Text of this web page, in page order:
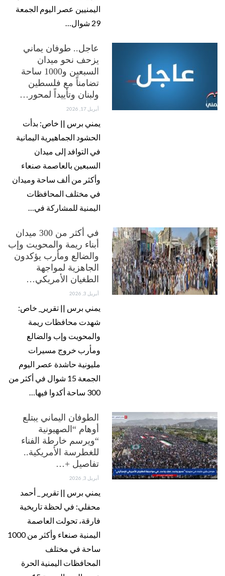
اليمنيين عصر اليوم الجمعة
29 شوال…
عاجل.. طوفان يماني
يزحف نحو ميدان
السبعين و1000 ساحة
تضامناً مع فلسطين
ولبنان وتأييداً لمحور…
أبريل 17, 2026
يمني برس || خاص: بدأت
الحشود الجماهيرية اليمانية
في التوافد إلى ميدان
السبعين بالعاصمة صنعاء
وأكثر من ألف ساحة وميدان
في مختلف المحافظات
اليمنية للمشاركة في…
في أكثر من 300 ميدان
أبناء ريمة والمحويت وإب
والضالع ومأرب يؤكدون
الجاهزية لمواجهة
الطغيان الأمريكي…
أبريل 3, 2026
يمني برس || تقرير_ خاص:
شهدت محافظات ريمة
والمحويت وإب والضالع
ومأرب خروج مسيرات
مليونية حاشدة عصر اليوم
الجمعة 15 شوال في أكثر من
300 ساحة أكدوا فيها…
الطوفان اليماني يبتلع
أوهام “الصهيونية
“ويرسم خارطة الفناء
للغطرسة الأمريكية..
تفاصيل +…
أبريل 3, 2026
يمني برس || تقرير _ أحمد
محفلي: في لحظة تاريخية
فارقة، تحولت العاصمة
اليمنية صنعاء وأكثر من 1000
ساحة في مختلف
المحافظات اليمنية الحرة